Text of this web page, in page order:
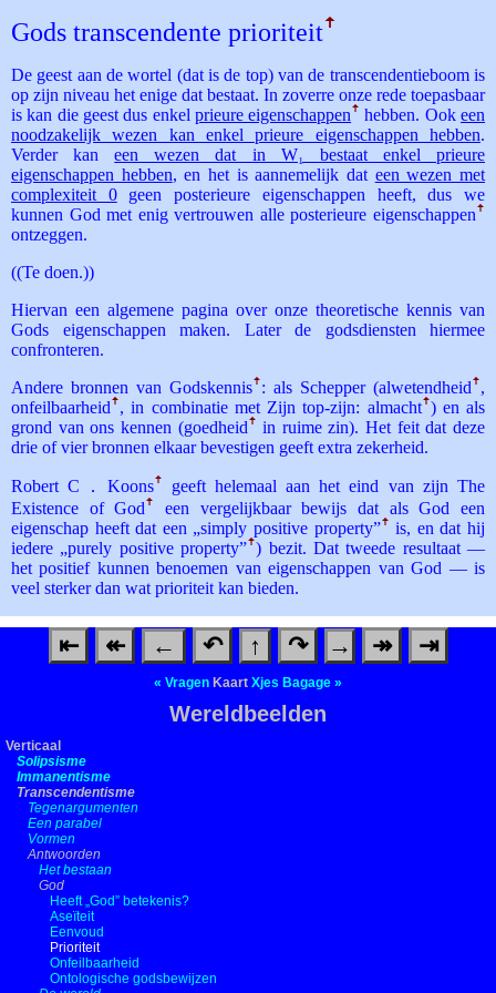
Gods transcendente prioriteitꜛ
De geest aan de wortel (dat is de top) van de transcendentieboom is
op zijn niveau het enige dat bestaat. In zoverre onze rede toepasbaar
is kan die geest dus enkel prieure eigenschappen ꜛ hebben. Ookeen
noodzakelijk wezen kan enkel prieure eigenschappen hebben.
Verder kaneen wezen dat in W₁ bestaat enkel prieure
eigenschappen hebben, en het is aannemelijk dat een wezen met
complexiteit 0geen posterieure eigenschappen heeft, dus we
kunnen God met enig vertrouwen alle posterieure eigenschappen ꜛ
ontzeggen.
((Te doen.))
Hiervan een algemene pagina over onze theoretische kennis van
Gods eigenschappen maken. Later de godsdiensten hiermee
confronteren.
Andere bronnen van Godskennisꜛ : als Schepper (alwetendheid ꜛ ,
onfeilbaarheid ꜛ , in combinatie met Zijn top-zijn: almachtꜛ) en als
grond van ons kennen (goedheid ꜛ in ruime zin). Het feit dat deze
drie of vier bronnen elkaar bevestigen geeft extra zekerheid.
Robert C．­Koonsꜛ
geeft helemaal aan het eind van zijn The
Existence of God ꜛ
een vergelijkbaar bewijs dat als God een
eigenschap heeft dat een „simply positive property”ꜛ is, en dat hij
iedere „purely positive property”ꜛ) bezit. Dat tweede resultaat —
het positief kunnen benoemen van eigenschappen van God — is
veel sterker dan wat prioriteit kan bieden.
⇤ ↞ ← ↶ ↑ ↷ → ↠ ⇥
« Vragen Kaart Xjes Bagage »
Wereldbeelden
Verticaal
Solipsisme
Immanentisme
Transcendentisme
Tegenargumenten
Een parabel
Vormen
Antwoorden
Het bestaan
God
Heeft „God” betekenis?
Aseïteit
Eenvoud
Prioriteit
Onfeilbaarheid
Ontologische godsbewijzen